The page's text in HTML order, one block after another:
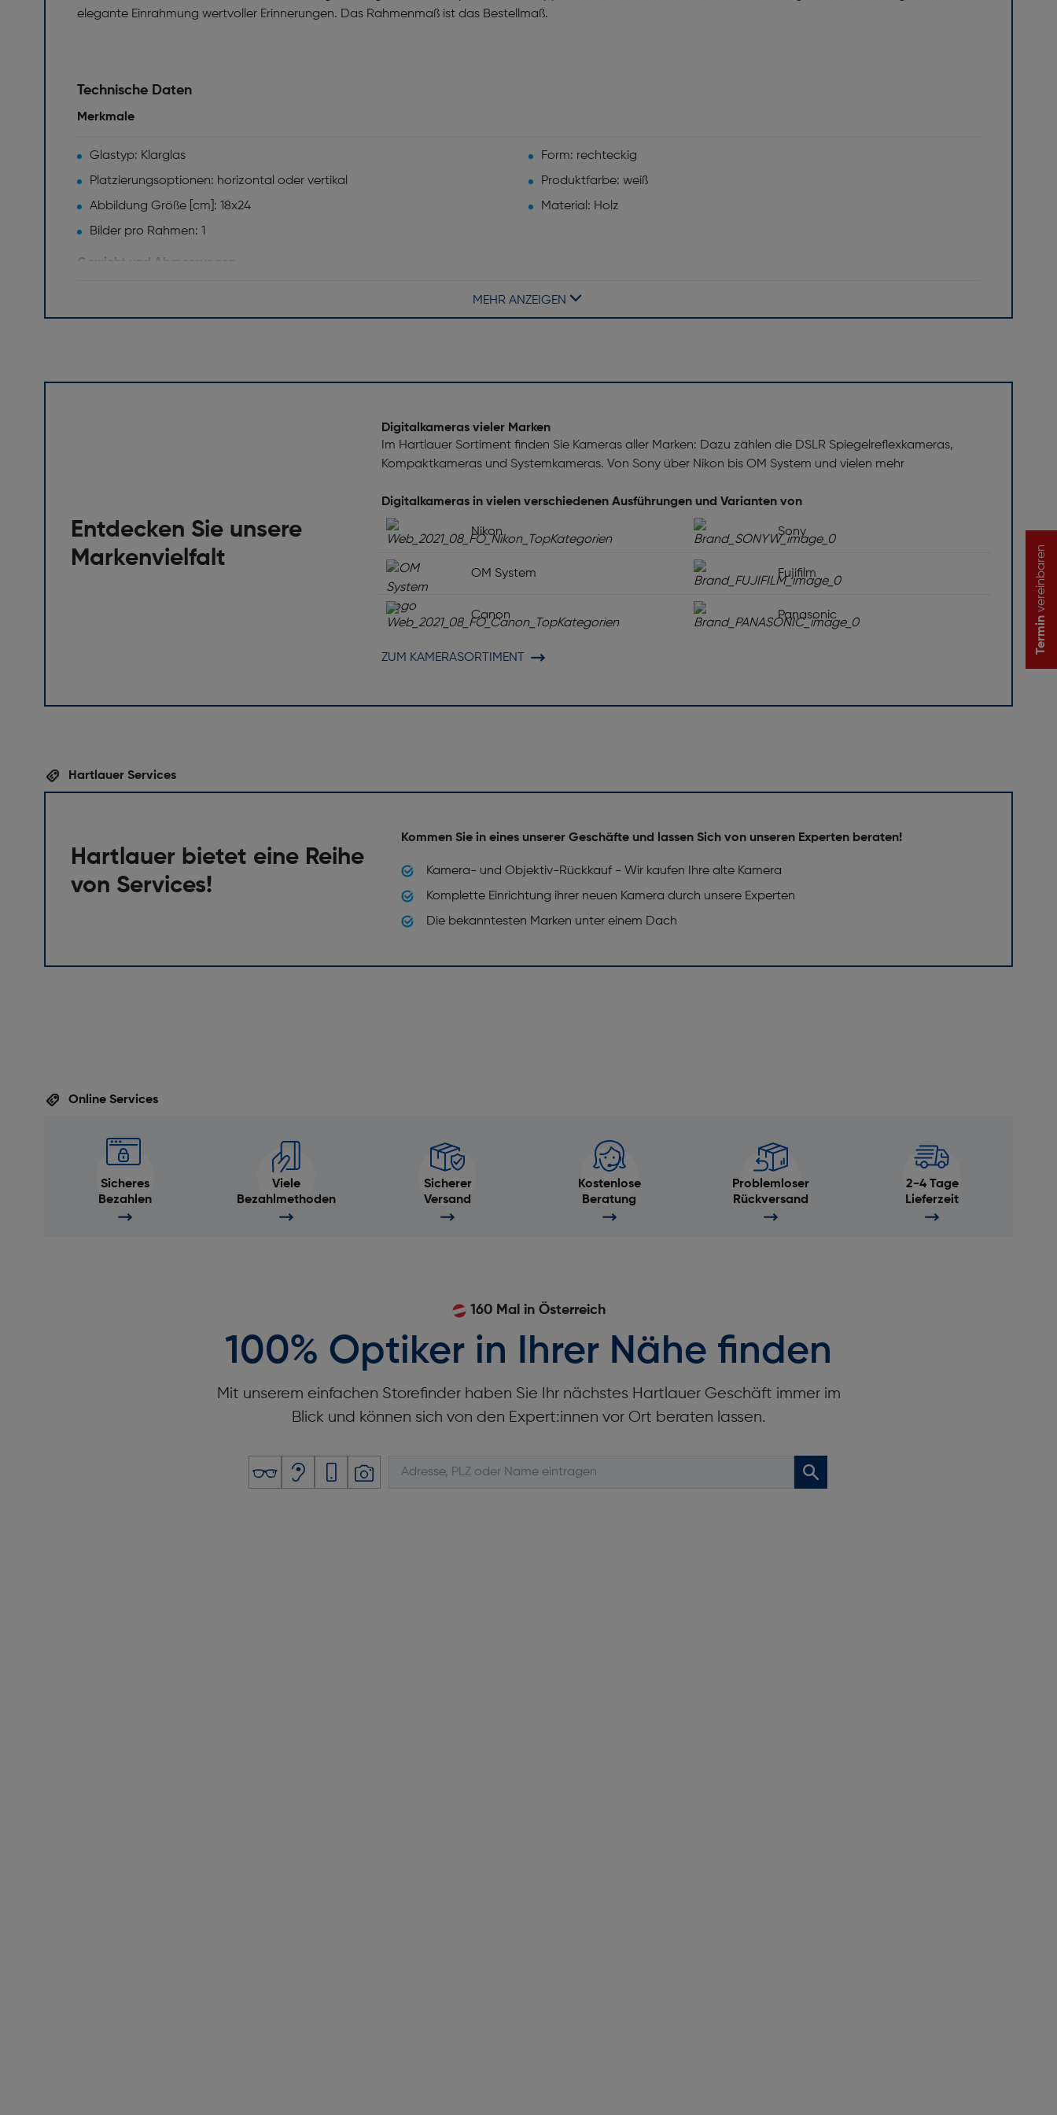
elegante Einrahmung wertvoller Erinnerungen. Das Rahmenmaß ist das Bestellmaß.
Technische Daten
Merkmale
Glastyp: Klarglas
Form: rechteckig
Platzierungsoptionen: horizontal oder vertikal
Produktfarbe: weiß
Abbildung Größe [cm]: 18x24
Material: Holz
Bilder pro Rahmen: 1
Gewicht und Abmessungen
Höhe [mm]: 273
MEHR ANZEIGEN
Entdecken Sie unsere
Markenvielfalt
Digitalkameras vieler Marken
Im Hartlauer Sortiment finden Sie Kameras aller Marken: Dazu zählen die DSLR Spiegelreflexkameras,
Kompaktkameras und Systemkameras. Von Sony über Nikon bis OM System und vielen mehr
Digitalkameras in vielen verschiedenen Ausführungen und Varianten von
Nikon Sony
OM System Fujifilm
Canon Panasonic
ZUM KAMERASORTIMENT
Hartlauer Services
Hartlauer bietet eine Reihe
von Services!
Kommen Sie in eines unserer Geschäfte und lassen Sich von unseren Experten beraten!
Kamera- und Objektiv-Rückkauf - Wir kaufen Ihre alte Kamera
Komplette Einrichtung ihrer neuen Kamera durch unsere Experten
Die bekanntesten Marken unter einem Dach
Online Services
Sicheres
Bezahlen
Viele
Bezahlmethoden
Sicherer
Versand
Kostenlose
Beratung
Problemloser
Rückversand
2-4 Tage
Lieferzeit
160 Mal in Österreich
100% Optiker in Ihrer Nähe finden
Mit unserem einfachen Storefinder haben Sie Ihr nächstes Hartlauer Geschäft immer im
Blick und können sich von den Expert:innen vor Ort beraten lassen.
Termin
vereinbaren